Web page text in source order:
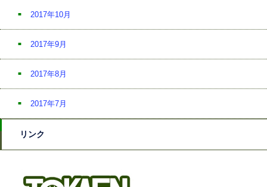
2017年10月
2017年9月
2017年8月
2017年7月
リンク